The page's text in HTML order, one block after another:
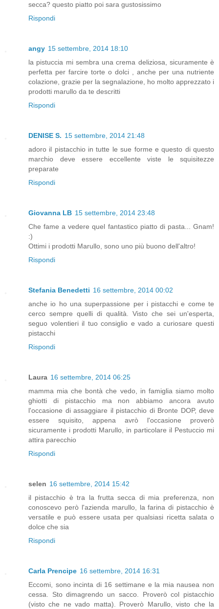
secca? questo piatto poi sara gustosissimo
Rispondi
angy 15 settembre, 2014 18:10
la pistuccia mi sembra una crema deliziosa, sicuramente è
perfetta per farcire torte o dolci , anche per una nutriente
colazione, grazie per la segnalazione, ho molto apprezzato i
prodotti marullo da te descritti
Rispondi
DENISE S. 15 settembre, 2014 21:48
adoro il pistacchio in tutte le sue forme e questo di questo
marchio deve essere eccellente viste le squisitezze
preparate
Rispondi
Giovanna LB 15 settembre, 2014 23:48
Che fame a vedere quel fantastico piatto di pasta... Gnam!
:)
Ottimi i prodotti Marullo, sono uno più buono dell'altro!
Rispondi
Stefania Benedetti 16 settembre, 2014 00:02
anche io ho una superpassione per i pistacchi e come te
cerco sempre quelli di qualità. Visto che sei un'esperta,
seguo volentieri il tuo consiglio e vado a curiosare questi
pistacchi
Rispondi
Laura 16 settembre, 2014 06:25
mamma mia che bontà che vedo, in famiglia siamo molto
ghiotti di pistacchio ma non abbiamo ancora avuto
l'occasione di assaggiare il pistacchio di Bronte DOP, deve
essere squisito, appena avrò l'occasione proverò
sicuramente i prodotti Marullo, in particolare il Pestuccio mi
attira parecchio
Rispondi
selen 16 settembre, 2014 15:42
il pistacchio è tra la frutta secca di mia preferenza, non
conoscevo però l'azienda marullo, la farina di pistacchio è
versatile e può essere usata per qualsiasi ricetta salata o
dolce che sia
Rispondi
Carla Prencipe 16 settembre, 2014 16:31
Eccomi, sono incinta di 16 settimane e la mia nausea non
cessa. Sto dimagrendo un sacco. Proverò col pistacchio
(visto che ne vado matta). Proverò Marullo, visto che la